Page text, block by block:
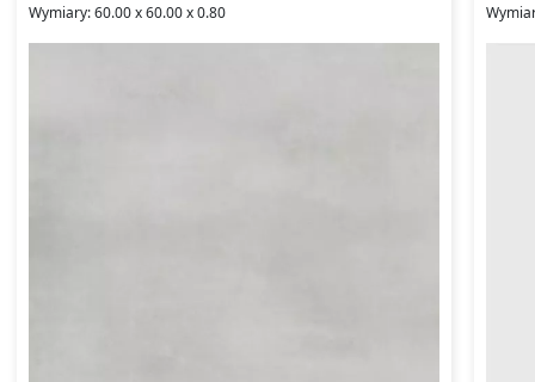
Wymiary: 60.00 x 60.00 x 0.80